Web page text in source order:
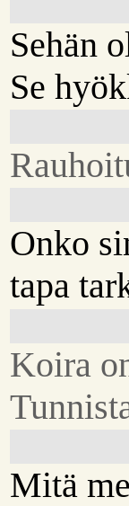
Sehän
Se
Onko
tapa
Koira
Mitä